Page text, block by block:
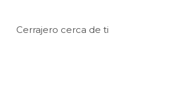
Cerrajero cerca de ti